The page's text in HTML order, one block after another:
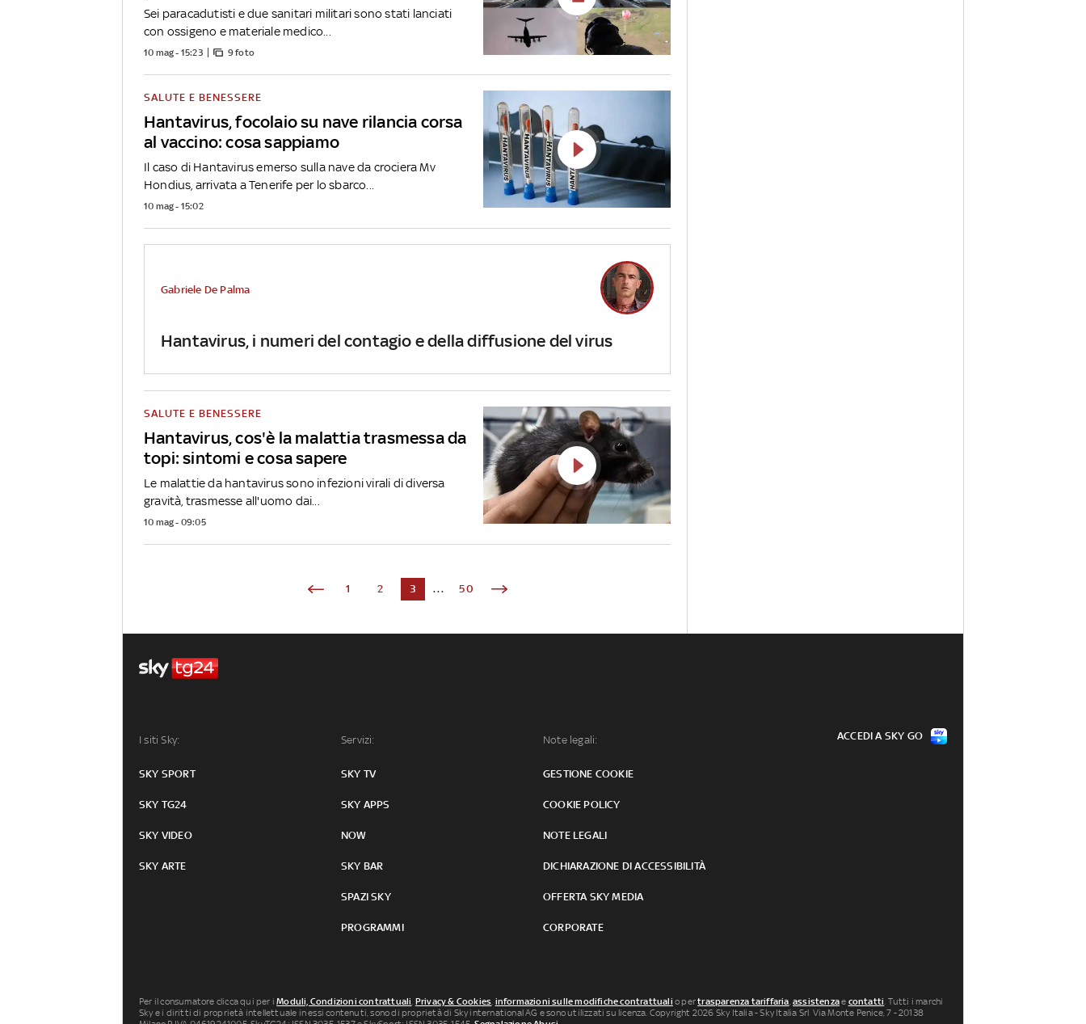
Sei paracadutisti e due sanitari militari sono stati lanciati
con ossigeno e materiale medico...
10 mag - 15:23 9 foto
Hantavirus, focolaio su nave rilancia corsa
al vaccino: cosa sappiamo
SALUTE E BENESSERE
Il caso di Hantavirus emerso sulla nave da crociera Mv
Hondius, arrivata a Tenerife per lo sbarco...
10 mag - 15:02
Hantavirus, i numeri del contagio e della diffusione del virus
Gabriele De Palma
Hantavirus, cos'è la malattia trasmessa da
topi: sintomi e cosa sapere
SALUTE E BENESSERE
Le malattie da hantavirus sono infezioni virali di diversa
gravità, trasmesse all'uomo dai...
10 mag - 09:05
1 2 3 ... 50
I siti Sky:
SKY SPORT
SKY TG24
SKY VIDEO
SKY ARTE
Servizi:
SKY TV
SKY APPS
NOW
SKY BAR
SPAZI SKY
PROGRAMMI
Note legali:
GESTIONE COOKIE
COOKIE POLICY
NOTE LEGALI
DICHIARAZIONE DI ACCESSIBILITÀ
OFFERTA SKY MEDIA
CORPORATE
ACCEDI A SKY GO
Per il consumatore clicca qui per iModuli, Condizioni contrattuali, Privacy & Cookies, informazioni sulle modifiche contrattuali o pertrasparenza tariffaria,assistenzae contatti. Tutti i marchi
Sky e i diritti di proprietà intellettuale in essi contenuti, sono di proprietà di Sky international AG e sono utilizzati su licenza. Copyright 2026 Sky Italia - Sky Italia Srl Via Monte Penice, 7 - 20138